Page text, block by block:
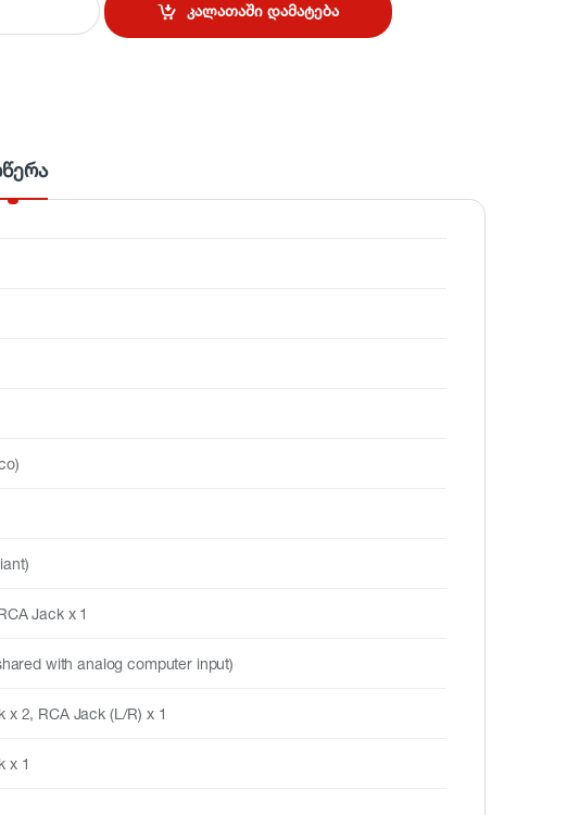
კალათაში დამატება
Jack x 1
with analog computer input)
x 2, RCA Jack (L/R) x 1
x 1